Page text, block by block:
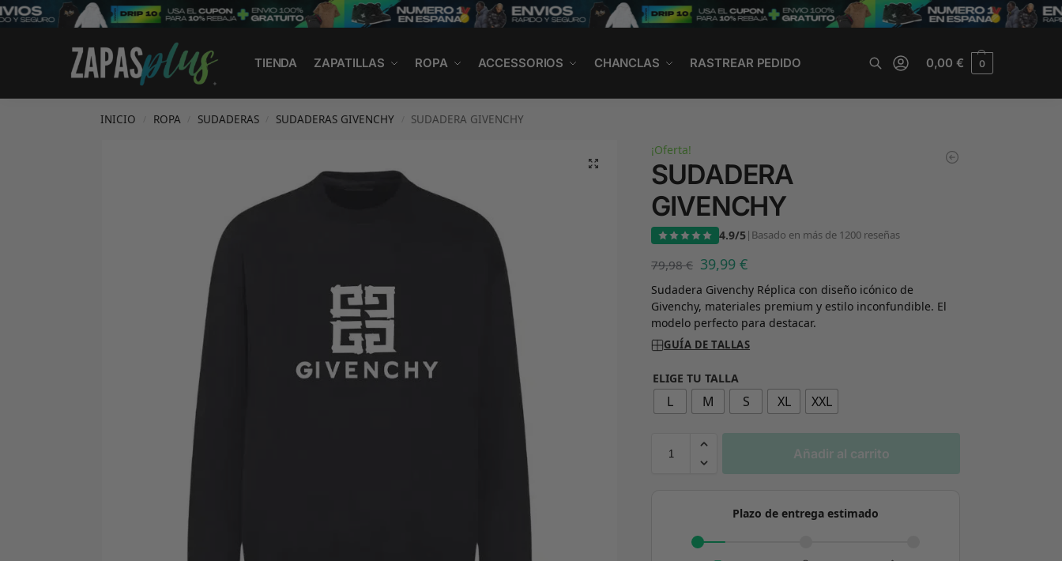
TIENDA ZAPATILLAS ROPA ACCESSORIOS CHANCLAS RASTREAR PEDIDO
Search
0,00€ 0
INICIO ROPA SUDADERAS SUDADERAS GIVENCHY SUDADERA GIVENCHY
¡Oferta!
SUDADERA
GIVENCHY
4.9/5| Basado en más de 1200 reseñas
79,98€ 39,99€
Sudadera Givenchy Réplica con diseño icónico de
Givenchy, materiales premium y estilo inconfundible. El
modelo perfecto para destacar.
GUÍA DE TALLAS
ELIGE TU TALLA
L M S XL XXL
Añadir al carrito
Plazo de entrega estimado